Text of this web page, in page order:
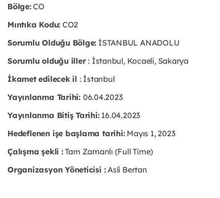
Bölge:CO
Mıntıka Kodu: CO2
Sorumlu Olduğu Bölge: İSTANBUL ANADOLU
Sorumlu olduğu iller: İstanbul, Kocaeli, Sakarya
İkamet edilecek il : İstanbul
Yayınlanma Tarihi: 06.04.2023
Yayınlanma Bitiş Tarihi:16.04.2023
Hedeflenen işe başlama tarihi:Mayıs 1, 2023
Çalışma şekli :Tam Zamanlı (Full Time)
Organizasyon Yöneticisi :Asli Bertan